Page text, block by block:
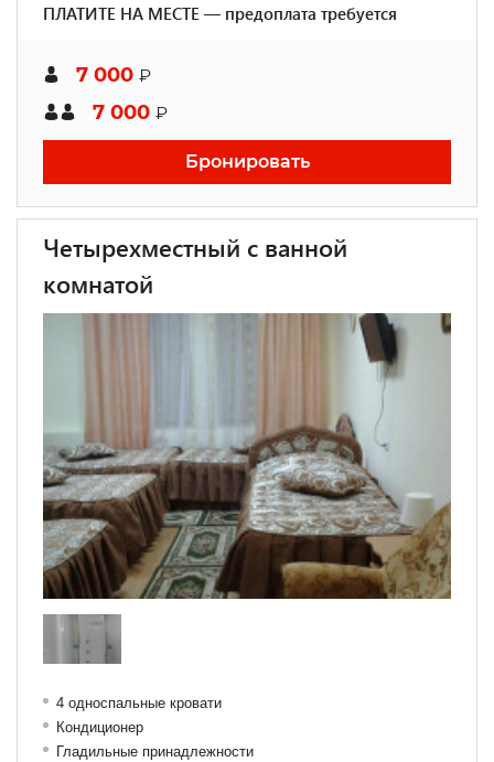
ПЛАТИТЕ НА МЕСТЕ — предоплата требуется
7 000 ₽
7 000 ₽
Бронировать
Четырехместный с ванной
комнатой
4 односпальные кровати
Кондиционер
Гладильные принадлежности